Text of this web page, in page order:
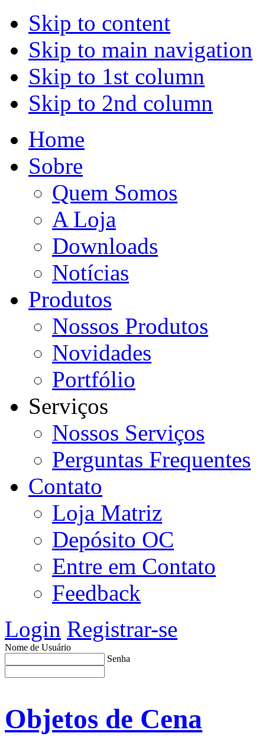
Skip to content
Skip to main navigation
Skip to 1st column
Skip to 2nd column
Home
Sobre
Quem Somos
A Loja
Downloads
Notícias
Produtos
Nossos Produtos
Novidades
Portfólio
Serviços
Nossos Serviços
Perguntas Frequentes
Contato
Loja Matriz
Depósito OC
Entre em Contato
Feedback
Login Registrar-se
Nome de Usuário
Senha
Objetos de Cena